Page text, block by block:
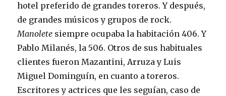
hotel preferido de grandes toreros. Y después,
de grandes músicos y grupos de rock.
Manolete siempre ocupaba la habitación 406. Y
Pablo Milanés, la 506. Otros de sus habituales
clientes fueron Mazantini, Arruza y Luis
Miguel Dominguín, en cuanto a toreros.
Escritores y actrices que les seguían, caso de